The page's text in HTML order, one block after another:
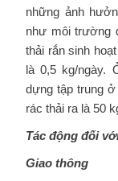
những ảnh
như môi trường
thải rắn sinh
là 0,5 kg/ngày.
dựng tập trung
rác thải ra là 50
Tác động đối
Giao thông